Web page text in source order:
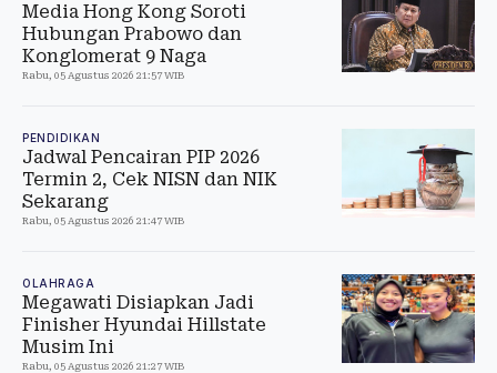
Media Hong Kong Soroti
Hubungan Prabowo dan
Konglomerat 9 Naga
Rabu, 05 Agustus 2026 21:57 WIB
PENDIDIKAN
Jadwal Pencairan PIP 2026
Termin 2, Cek NISN dan NIK
Sekarang
Rabu, 05 Agustus 2026 21:47 WIB
OLAHRAGA
Megawati Disiapkan Jadi
Finisher Hyundai Hillstate
Musim Ini
Rabu, 05 Agustus 2026 21:27 WIB